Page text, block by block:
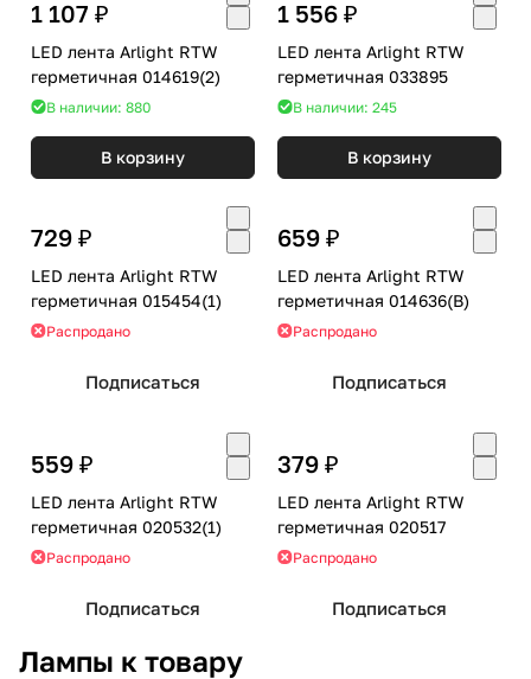
1 107 ₽
LED лента Arlight RTW
герметичная 014619(2)
В наличии: 880
В корзину
1 556 ₽
LED лента Arlight RTW
герметичная 033895
В наличии: 245
В корзину
729 ₽
LED лента Arlight RTW
герметичная 015454(1)
Распродано
Подписаться
659 ₽
LED лента Arlight RTW
герметичная 014636(B)
Распродано
Подписаться
559 ₽
LED лента Arlight RTW
герметичная 020532(1)
Распродано
Подписаться
379 ₽
LED лента Arlight RTW
герметичная 020517
Распродано
Подписаться
Лампы к товару